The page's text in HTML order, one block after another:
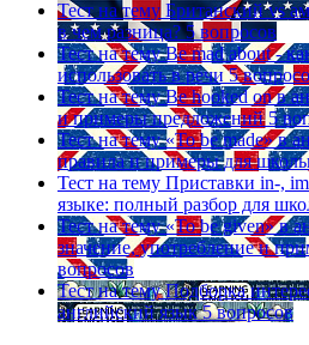
Тест на тему Британский vs
в чем разница? 5 вопросов
Тест на тему Be mad about -
использовать в речи 5
Тест на тему Be hooked on в
и примеры предложений 5
Тест на тему «To be made» в
правила и примеры для
Тест на тему Приставки in-,
языке: полный разбор для
Тест на тему «To be given» в
значение, употребление и
вопросов
Тест на тему Подборка
английский язык 5 вопросов